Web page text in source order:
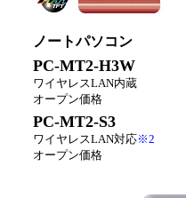
ノートパソコン
PC-MT2-H3W
ワイヤレスLAN内蔵
オープン価格
PC-MT2-S3
ワイヤレスLAN対応※2
オープン価格